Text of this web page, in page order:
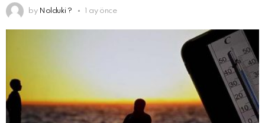
by Nolduki ? 1 ay önce